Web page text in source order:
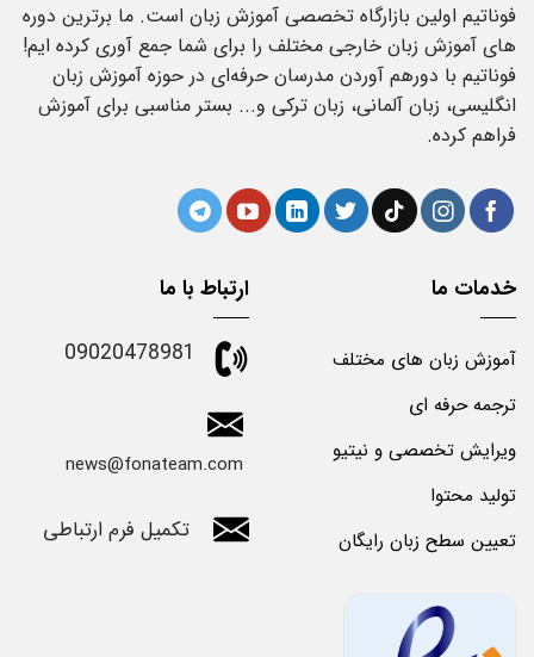
فوناتیم اولین بازارگاه تخصصی آموزش زبان است. ما برترین دوره
های آموزش زبان خارجی مختلف را برای شما جمع آوری کرده ایم!
فوناتیم با دورهم آوردن مدرسان حرفه‌ای در حوزه آموزش زبان
انگلیسی، زبان آلمانی، زبان ترکی و... بستر مناسبی برای آموزش
فراهم کرده.
خدمات ما
آموزش زبان های مختلف
ترجمه حرفه ای
ویرایش تخصصی و نیتیو
تولید محتوا
تعیین سطح زبان رایگان
ارتباط با ما
09020478981
news@fonateam.com
تکمیل فرم ارتباطی